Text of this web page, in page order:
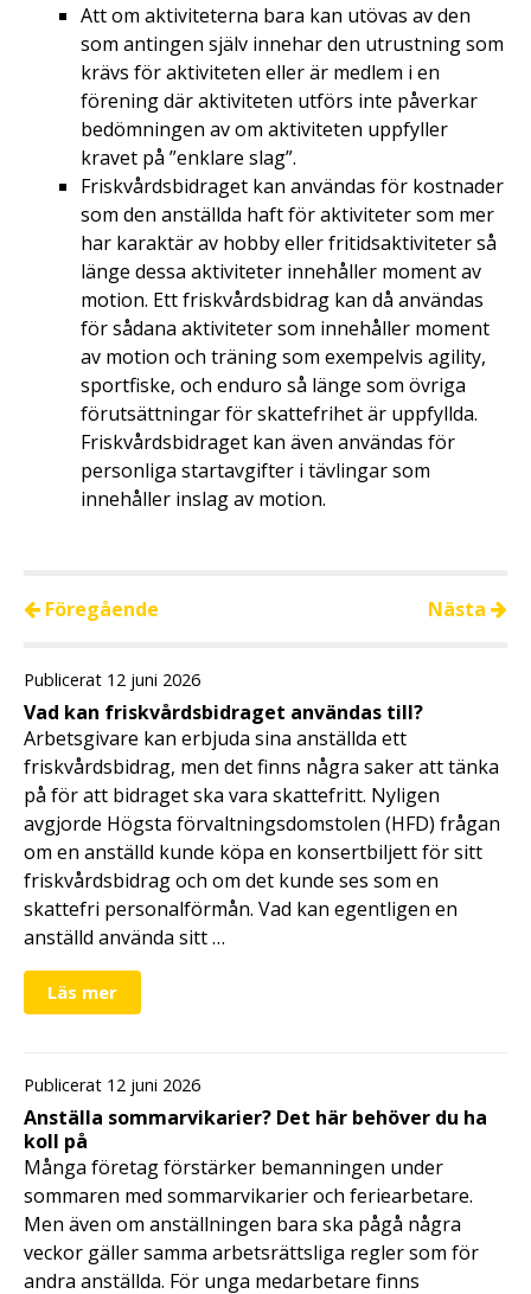
Att om aktiviteterna bara kan utövas av den
som antingen själv innehar den utrustning som
krävs för aktiviteten eller är medlem i en
förening där aktiviteten utförs inte påverkar
bedömningen av om aktiviteten uppfyller
kravet på ”enklare slag”.
Friskvårdsbidraget kan användas för kostnader
som den anställda haft för aktiviteter som mer
har karaktär av hobby eller fritidsaktiviteter så
länge dessa aktiviteter innehåller moment av
motion. Ett friskvårdsbidrag kan då användas
för sådana aktiviteter som innehåller moment
av motion och träning som exempelvis agility,
sportfiske, och enduro så länge som övriga
förutsättningar för skattefrihet är uppfyllda.
Friskvårdsbidraget kan även användas för
personliga startavgifter i tävlingar som
innehåller inslag av motion.
Föregående Nästa
Publicerat 12 juni 2026
Vad kan friskvårdsbidraget användas till?
Arbetsgivare kan erbjuda sina anställda ett
friskvårdsbidrag, men det finns några saker att tänka
på för att bidraget ska vara skattefritt. Nyligen
avgjorde Högsta förvaltningsdomstolen (HFD) frågan
om en anställd kunde köpa en konsertbiljett för sitt
friskvårdsbidrag och om det kunde ses som en
skattefri personalförmån. Vad kan egentligen en
anställd använda sitt …
Läs mer
Publicerat 12 juni 2026
Anställa sommarvikarier? Det här behöver du ha
koll på
Många företag förstärker bemanningen under
sommaren med sommarvikarier och feriearbetare.
Men även om anställningen bara ska pågå några
veckor gäller samma arbetsrättsliga regler som för
andra anställda. För unga medarbetare finns